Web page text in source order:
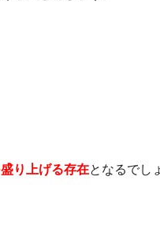
り上げる存在となるでし